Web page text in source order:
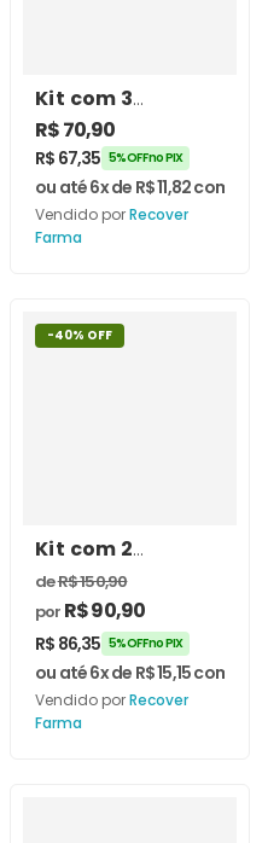
Kit com 3
unidades de
Marapuama
200mg 60
Cápsulas –
Recover Farma
R$70,90
R$ 67,35 5% OFF no PIX
ou até 6x de R$11,82com
Vendido porRecover
Farma
-40% OFF
Kit com 2
unidades de
Cordyceps
Sinensis 650mg
60 Cápsulas
deR$150,90
por R$90,90
R$ 86,35 5% OFF no PIX
ou até 6x de R$15,15com
Vendido porRecover
Farma